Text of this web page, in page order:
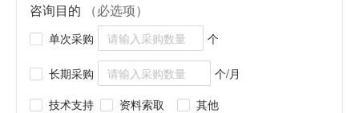
咨询目的 （必选项）
单次采购 个
长期采购
个/月
技术支持
资料索取 其他